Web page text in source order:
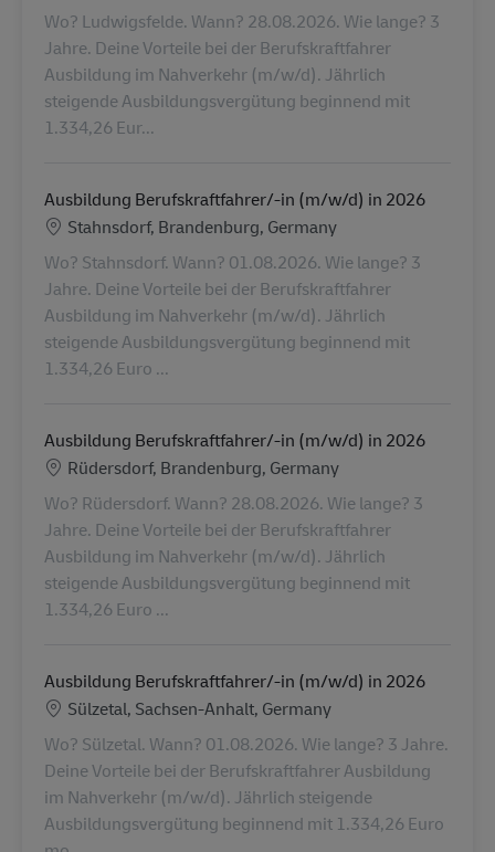
Wo? Ludwigsfelde. Wann? 28.08.2026. Wie lange? 3
Jahre. Deine Vorteile bei der Berufskraftfahrer
Ausbildung im Nahverkehr (m/w/d). Jährlich
steigende Ausbildungsvergütung beginnend mit
1.334,26 Eur...
Ausbildung Berufskraftfahrer/-in (m/w/d) in 2026
Lokalizacja
Stahnsdorf, Brandenburg, Germany
Wo? Stahnsdorf. Wann? 01.08.2026. Wie lange? 3
Jahre. Deine Vorteile bei der Berufskraftfahrer
Ausbildung im Nahverkehr (m/w/d). Jährlich
steigende Ausbildungsvergütung beginnend mit
1.334,26 Euro ...
Ausbildung Berufskraftfahrer/-in (m/w/d) in 2026
Lokalizacja
Rüdersdorf, Brandenburg, Germany
Wo? Rüdersdorf. Wann? 28.08.2026. Wie lange? 3
Jahre. Deine Vorteile bei der Berufskraftfahrer
Ausbildung im Nahverkehr (m/w/d). Jährlich
steigende Ausbildungsvergütung beginnend mit
1.334,26 Euro ...
Ausbildung Berufskraftfahrer/-in (m/w/d) in 2026
Lokalizacja
Sülzetal, Sachsen-Anhalt, Germany
Wo? Sülzetal. Wann? 01.08.2026. Wie lange? 3 Jahre.
Deine Vorteile bei der Berufskraftfahrer Ausbildung
im Nahverkehr (m/w/d). Jährlich steigende
Ausbildungsvergütung beginnend mit 1.334,26 Euro